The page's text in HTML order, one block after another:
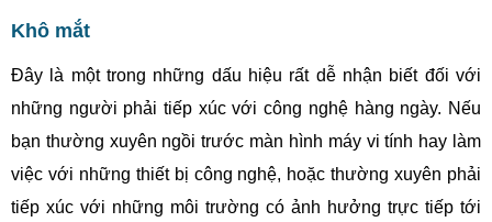
Khô mắt
Đây là một trong những dấu hiệu rất dễ nhận biết đối với
những người phải tiếp xúc với công nghệ hàng ngày. Nếu
bạn thường xuyên ngồi trước màn hình máy vi tính hay làm
việc với những thiết bị công nghệ, hoặc thường xuyên phải
tiếp xúc với những môi trường có ảnh hưởng trực tiếp tới